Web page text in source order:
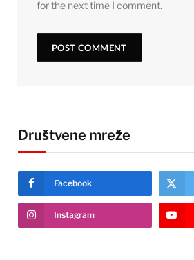
for the next time I comment.
Društvene mreže
Facebook
Instagram